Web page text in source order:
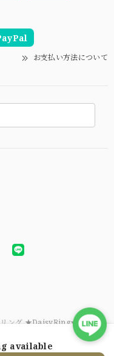
お支払い方法について
リング ★DaisyRing★
available
する